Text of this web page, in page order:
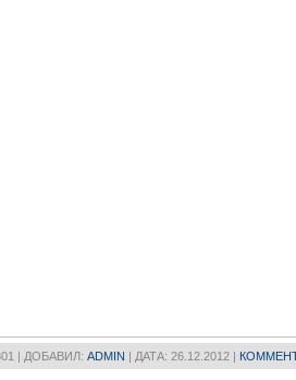
| ДОБАВИЛ: ADMIN | ДАТА: 26.12.2012 |